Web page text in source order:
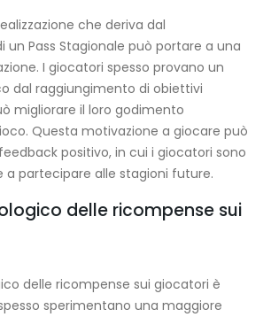
che deriva dal
Pass Stagionale può portare a una
I giocatori spesso provano un
dal raggiungimento di obiettivi
migliorare il loro godimento
Questa motivazione a giocare può
positivo, in cui i giocatori sono
a partecipare alle stagioni future.
delle ricompense sui
delle ricompense sui giocatori è
sperimentano una maggiore